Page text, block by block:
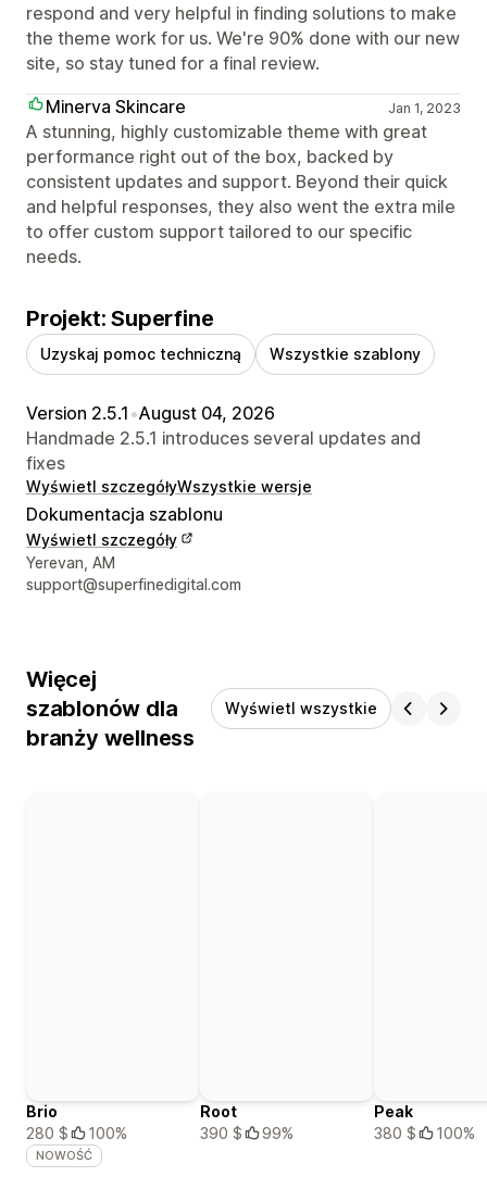
respond and very helpful in finding solutions to make
the theme work for us. We're 90% done with our new
site, so stay tuned for a final review.
Minerva Skincare
Jan 1, 2023
A stunning, highly customizable theme with great
performance right out of the box, backed by
consistent updates and support. Beyond their quick
and helpful responses, they also went the extra mile
to offer custom support tailored to our specific
needs.
Projekt: Superfine
Uzyskaj pomoc techniczną Wszystkie szablony
Version 2.5.1 •August 04, 2026
Handmade 2.5.1 introduces several updates and
fixes
Wyświetl szczegółyWszystkie wersje
Dokumentacja szablonu
Wyświetl szczegóły
Dane kontaktowe projektanta
Yerevan, AM
support@superfinedigital.com
Więcej
szablonów dla
branży wellness
Wyświetl wszystkie
Brio
280 $
100%
NOWOŚĆ
Root
390 $
99%
Peak
380 $
100%